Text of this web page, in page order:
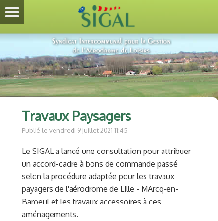
Travaux Paysagers
Publié le vendredi 9 juillet 2021 11:45
Le SIGAL a lancé une consultation pour attribuer
un accord-cadre à bons de commande passé
selon la procédure adaptée pour les travaux
payagers de l'aérodrome de Lille - MArcq-en-
Baroeul et les travaux accessoires à ces
aménagements.